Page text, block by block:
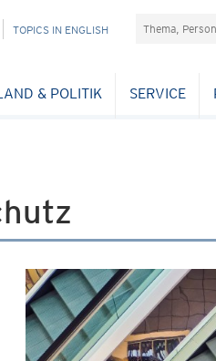
TOPICS IN ENGLISH Suchefeld
& POLITIK SERVICE